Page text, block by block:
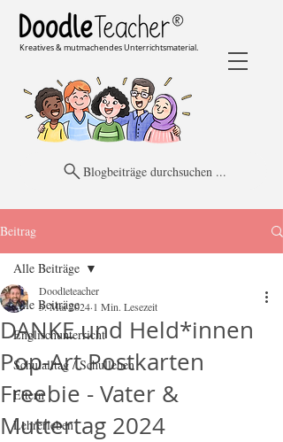
Kreatives & mutmachendes Unterrichtsmaterial.
Blogbeiträge durchsuchen ...
Beitrag
Alle Beiträge
Englischunterricht
Schulalltag / Schulleben
Eltern
Lehrerleben
Alle Beiträge
DANKE und Held*innen
Pop-Art Postkarten
Freebie - Vater &
Muttertag 2024
Doodleteacher
5. Mai 2024 1 Min. Lesezeit